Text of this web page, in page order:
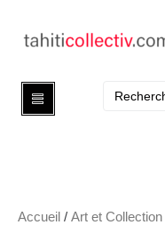
Accueil / Art et Collection